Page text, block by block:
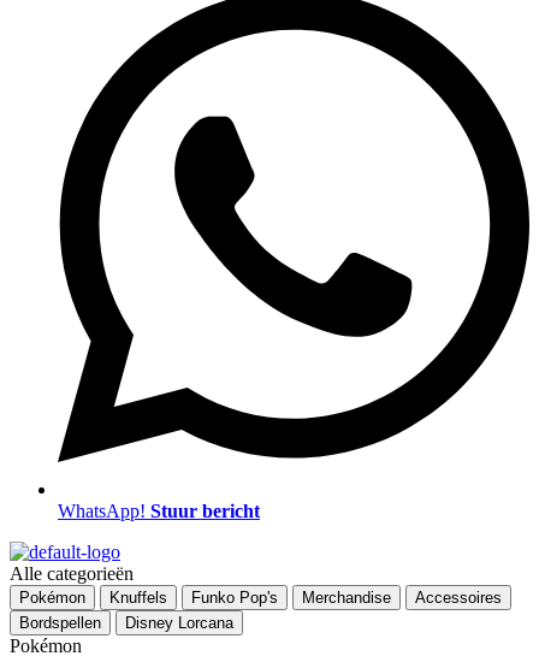
WhatsApp! Stuur bericht
Menu
Alle categorieën
Pokémon Knuffels Funko Pop's Merchandise
Accessoires
Bordspellen
Disney Lorcana
Pokémon